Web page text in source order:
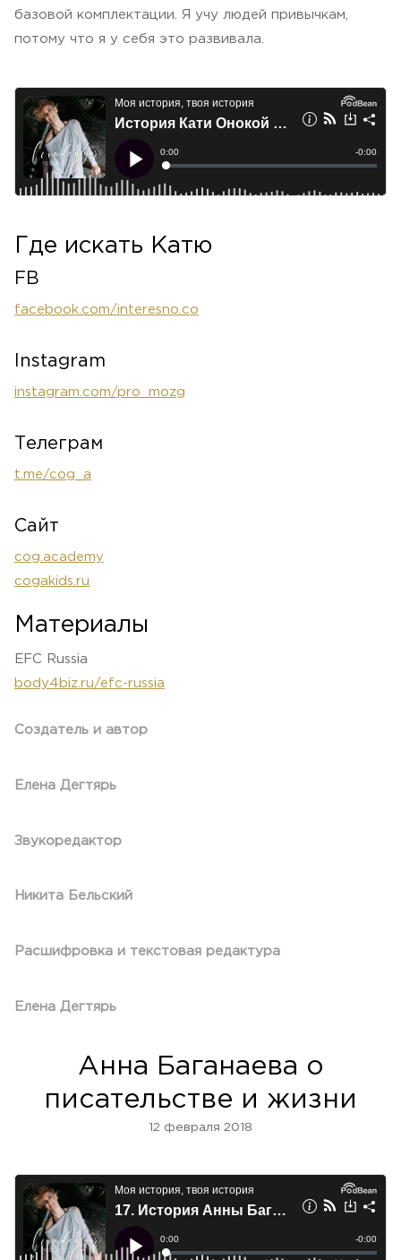
базовой комплектации. Я учу людей привычкам,
потому что я у себя это развивала.
Где искать Катю
FB
facebook.com/interesno.co
Instagram
instagram.com/pro_mozg
Телеграм
t.me/cog_a
Сайт
cog.academy
cogakids.ru
Материалы
EFC Russia
body4biz.ru/efc-russia
Создатель и автор
Елена Дегтярь
Звукоредактор
Никита Бельский
Расшифровка и текстовая редактура
Елена Дегтярь
Анна Баганаева о
писательстве и жизни
12 февраля 2018